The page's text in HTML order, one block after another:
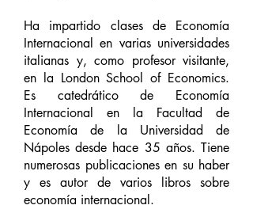
Ha impartido clases de Economía
Internacional en varias universidades
italianas y, como profesor visitante,
en la London School of Economics.
Es catedrático de Economía
Internacional en la Facultad de
Economía de la Universidad de
Nápoles desde hace 35 años. Tiene
numerosas publicaciones en su haber
y es autor de varios libros sobre
economía internacional.